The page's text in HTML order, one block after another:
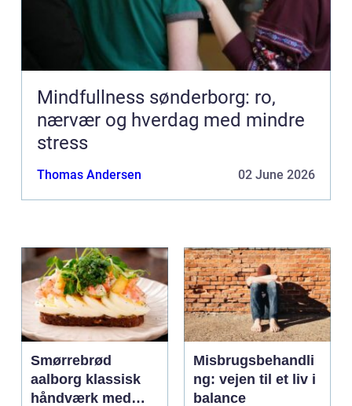
Mindfullness sønderborg: ro,
nærvær og hverdag med mindre
stress
Thomas Andersen 02 June 2026
Smørrebrød
aalborg klassisk
håndværk med
Misbrugsbehandli
ng: vejen til et liv i
balance